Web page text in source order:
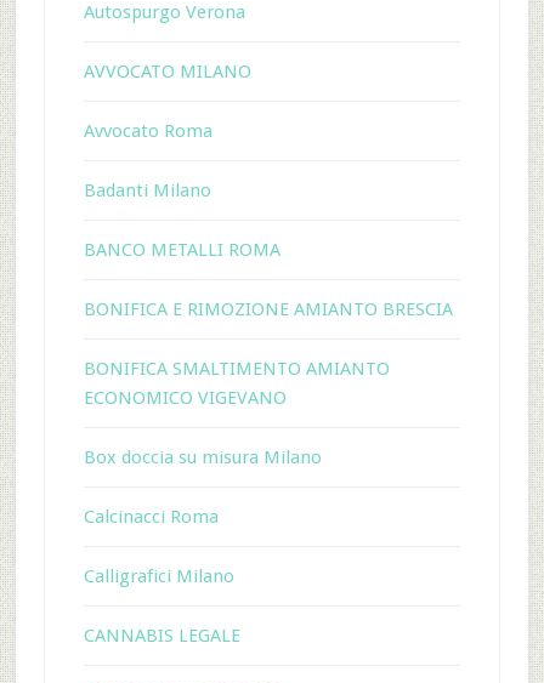
Autospurgo Verona
AVVOCATO MILANO
Avvocato Roma
Badanti Milano
BANCO METALLI ROMA
BONIFICA E RIMOZIONE AMIANTO BRESCIA
BONIFICA SMALTIMENTO AMIANTO
ECONOMICO VIGEVANO
Box doccia su misura Milano
Calcinacci Roma
Calligrafici Milano
CANNABIS LEGALE